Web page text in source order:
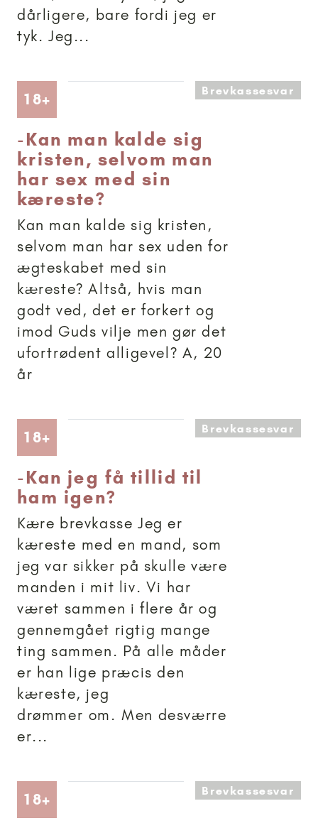
dårligere, bare fordi jeg er
tyk. Jeg...
18+ Artikler anbefalet til 18+Brevkassesvar
-Kan man kalde sig
kristen, selvom man
har sex med sin
kæreste?
Kan man kalde sig kristen,
selvom man har sex uden for
ægteskabet med sin
kæreste? Altså, hvis man
godt ved, det er forkert og
imod Guds vilje men gør det
ufortrødent alligevel? A, 20
år
18+ Artikler anbefalet til 18+Brevkassesvar
-Kan jeg få tillid til
ham igen?
Kære brevkasse Jeg er
kæreste med en mand, som
jeg var sikker på skulle være
manden i mit liv. Vi har
været sammen i flere år og
gennemgået rigtig mange
ting sammen. På alle måder
er han lige præcis den
kæreste, jeg
drømmer om. Men desværre
er...
18+ Artikler anbefalet til 18+Brevkassesvar